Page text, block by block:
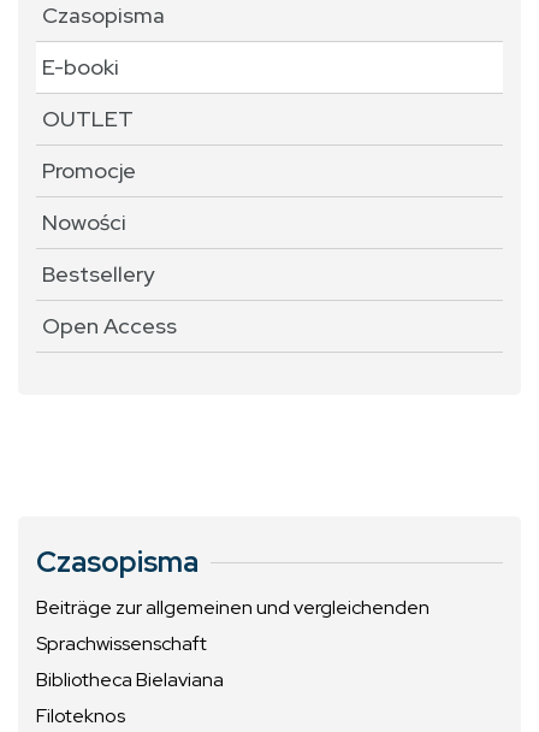
Czasopisma
E-booki
OUTLET
Promocje
Nowości
Bestsellery
Open Access
Czasopisma
Beiträge zur allgemeinen und vergleichenden
Sprachwissenschaft
Bibliotheca Bielaviana
Filoteknos